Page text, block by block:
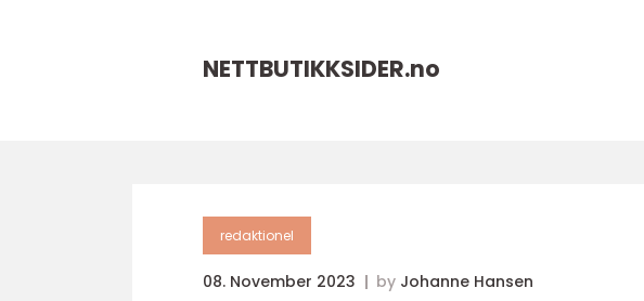
NETTBUTIKKSIDER.no
redaktionel
08. November 2023 by Johanne Hansen